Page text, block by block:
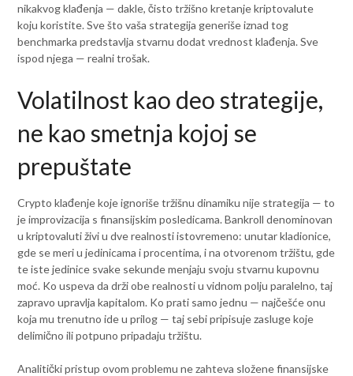
nikakvog klađenja — dakle, čisto tržišno kretanje kriptovalute
koju koristite. Sve što vaša strategija generiše iznad tog
benchmarka predstavlja stvarnu dodat vrednost klađenja. Sve
ispod njega — realni trošak.
Volatilnost kao deo strategije,
ne kao smetnja kojoj se
prepuštate
Crypto klađenje koje ignoriše tržišnu dinamiku nije strategija — to
je improvizacija s finansijskim posledicama. Bankroll denominovan
u kriptovaluti živi u dve realnosti istovremeno: unutar kladionice,
gde se meri u jedinicama i procentima, i na otvorenom tržištu, gde
te iste jedinice svake sekunde menjaju svoju stvarnu kupovnu
moć. Ko uspeva da drži obe realnosti u vidnom polju paralelno, taj
zapravo upravlja kapitalom. Ko prati samo jednu — najčešće onu
koja mu trenutno ide u prilog — taj sebi pripisuje zasluge koje
delimično ili potpuno pripadaju tržištu.
Analitički pristup ovom problemu ne zahteva složene finansijske